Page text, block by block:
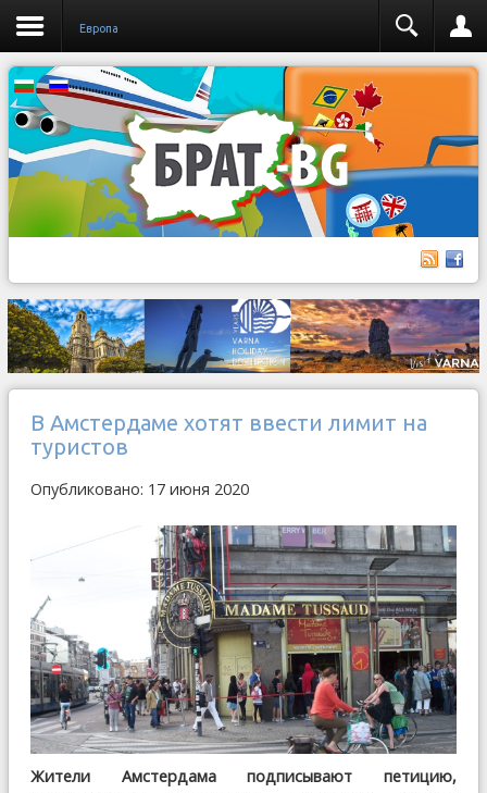
Европа
В Амстердаме хотят ввести лимит на
туристов
Опубликовано: 17 июня 2020
Жители Амстердама подписывают петицию,